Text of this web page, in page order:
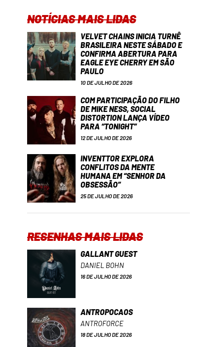
NOTÍCIAS MAIS LIDAS
VELVET CHAINS INICIA TURNÊ
BRASILEIRA NESTE SÁBADO E
CONFIRMA ABERTURA PARA
EAGLE EYE CHERRY EM SÃO
PAULO
10 DE JULHO DE 2026
COM PARTICIPAÇÃO DO FILHO
DE MIKE NESS, SOCIAL
DISTORTION LANÇA VÍDEO
PARA “TONIGHT”
12 DE JULHO DE 2026
INVENTTOR EXPLORA
CONFLITOS DA MENTE
HUMANA EM “SENHOR DA
OBSESSÃO”
25 DE JULHO DE 2026
RESENHAS MAIS LIDAS
GALLANT GUEST
DANIEL BOHN
16 DE JULHO DE 2026
ANTROPOCAOS
ANTROFORCE
18 DE JULHO DE 2026